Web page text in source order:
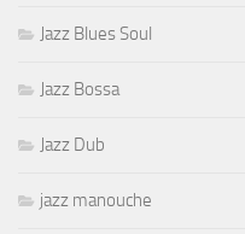
Jazz Blues Soul
Jazz Bossa
Jazz Dub
jazz manouche